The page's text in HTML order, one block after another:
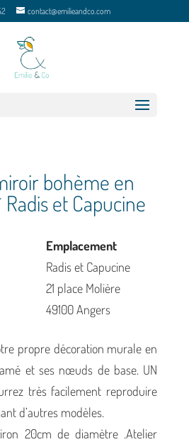
contact@emilieandco.com
bohème en
et Capucine
Emplacement
Radis et Capucine
21 place Molière
49100 Angers
propre décoration murale en
et ses nœuds de base. UN
très facilement reproduire
d’autres modèles.
20cm de diamètre .Atelier